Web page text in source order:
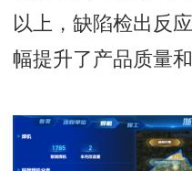
以上，缺陷检出反
幅提升了产品质量和